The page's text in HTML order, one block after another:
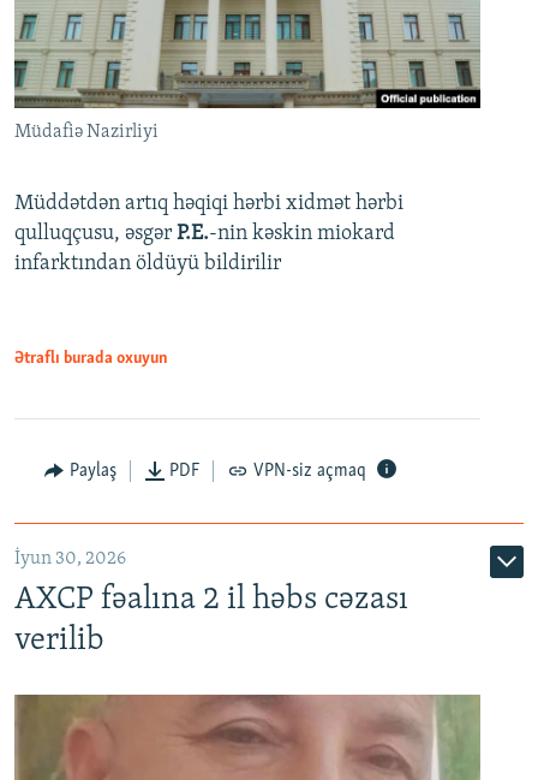
Müdafiə Nazirliyi
Müddətdən artıq həqiqi hərbi xidmət hərbi
qulluqçusu, əsgər P.E.-nin kəskin miokard
infarktından öldüyü bildirilir
Ətraflı burada oxuyun
Paylaş PDF VPN-siz açmaq
İyun 30, 2026
AXCP fəalına 2 il həbs cəzası
verilib